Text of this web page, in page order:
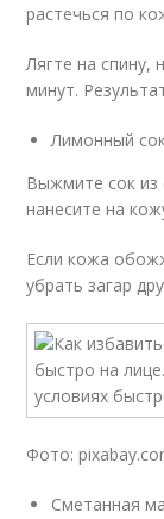
растечься по
Лягте на спину,
минут.
Лимонный
Выжмите сок
нанесите на
Если кожа
убрать загар
Фото:
Сметанная